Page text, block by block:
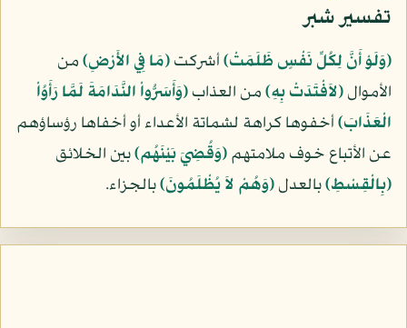
تفسير شبر
﴿وَلَوْ أَنَّ لِكُلِّ نَفْسٍ ظَلَمَتْ﴾أشركت﴿مَا فِي الأَرْضِ﴾من
الأموال﴿لاَفْتَدَتْ بِهِ﴾من العذاب﴿وَأَسَرُّواْ النَّدَامَةَ لَمَّا رَأَوُاْ
الْعَذَابَ﴾أخفوها كراهة لشماتة الأعداء أو أخفاها رؤساؤهم
عن الأتباع خوف ملامتهم﴿وَقُضِيَ بَيْنَهُم﴾بين الخلائق
﴿بِالْقِسْطِ﴾بالعدل﴿وَهُمْ لاَ يُظْلَمُونَ﴾بالجزاء.